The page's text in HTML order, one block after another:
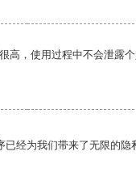
高，使用过程中不会泄露
经为我们带来了无限的隐